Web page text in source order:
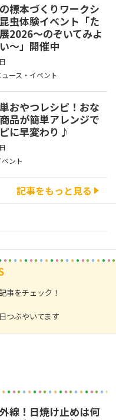
標本づくりワークシ
虫体験イベント「た
2026～のぞいてみよ
～」開催中
ュース・イベント
おやつレシピ！おな
品が簡単アレンジで
に早変わり♪
ント
記事をもっと見る
事をチェック！
つぶやいてます
線！日焼け止めは何